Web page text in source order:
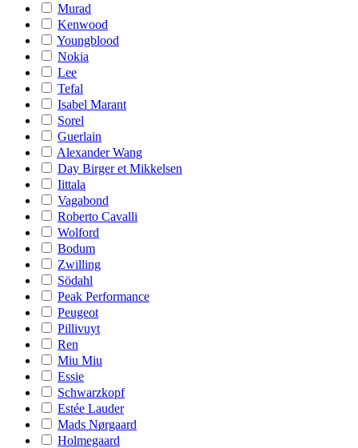
Murad
Kenwood
Youngblood
Nokia
Lee
Tefal
Isabel Marant
Sorel
Guerlain
Alexander Wang
Day Birger et Mikkelsen
Iittala
Vagabond
Roberto Cavalli
Wolford
Bodum
Zwilling
Södahl
Peak Performance
Peugeot
Pillivuyt
Ren
Miu Miu
Essie
Schwarzkopf
Estée Lauder
Mads Nørgaard
Holmegaard